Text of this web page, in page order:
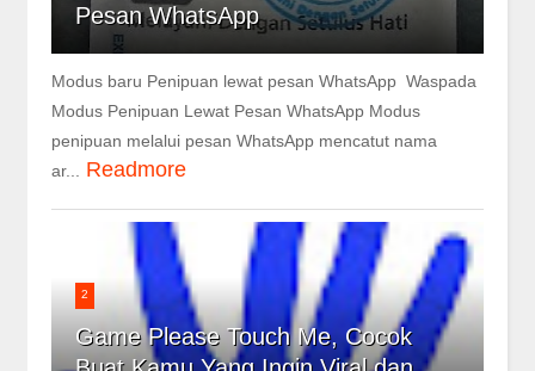
Pesan WhatsApp
Modus baru Penipuan lewat pesan WhatsApp Waspada
Modus Penipuan Lewat Pesan WhatsApp Modus
penipuan melalui pesan WhatsApp mencatut nama
ar...
Readmore
2
Game Please Touch Me, Cocok